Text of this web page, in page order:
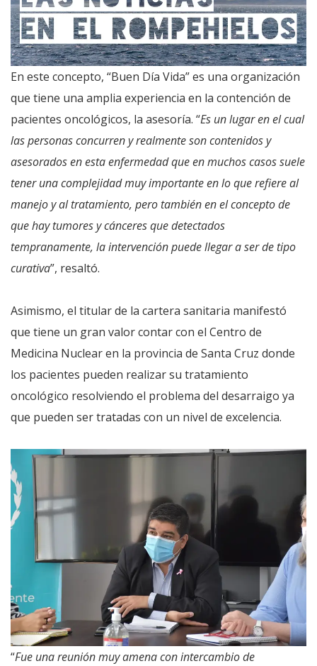
En este concepto, “Buen Día Vida” es una organización
que tiene una amplia experiencia en la contención de
pacientes oncológicos, la asesoría. “Es un lugar en el cual
las personas concurren y realmente son contenidos y
asesorados en esta enfermedad que en muchos casos suele
tener una complejidad muy importante en lo que refiere al
manejo y al tratamiento, pero también en el concepto de
que hay tumores y cánceres que detectados
tempranamente, la intervención puede llegar a ser de tipo
curativa”, resaltó.
Asimismo, el titular de la cartera sanitaria manifestó
que tiene un gran valor contar con el Centro de
Medicina Nuclear en la provincia de Santa Cruz donde
los pacientes pueden realizar su tratamiento
oncológico resolviendo el problema del desarraigo ya
que pueden ser tratadas con un nivel de excelencia.
“Fue una reunión muy amena con intercambio de